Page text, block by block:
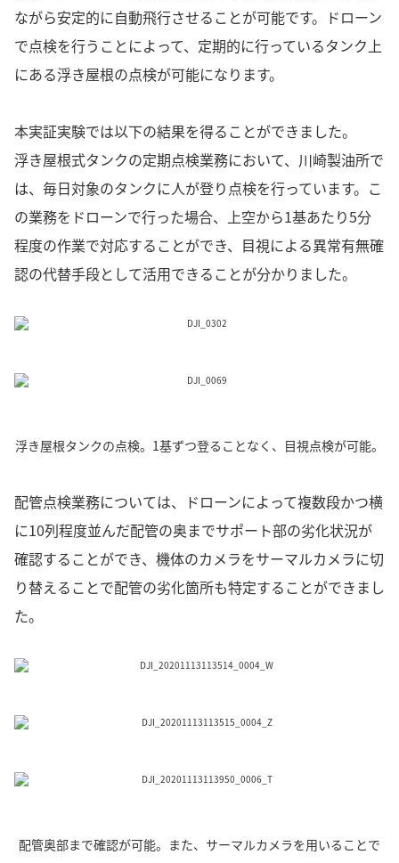
ながら安定的に自動飛行させることが可能です。ドローン
で点検を行うことによって、定期的に行っているタンク上
にある浮き屋根の点検が可能になります。
本実証実験では以下の結果を得ることができました。
浮き屋根式タンクの定期点検業務において、川崎製油所で
は、毎日対象のタンクに人が登り点検を行っています。こ
の業務をドローンで行った場合、上空から1基あたり5分
程度の作業で対応することができ、目視による異常有無確
認の代替手段として活用できることが分かりました。
浮き屋根タンクの点検。1基ずつ登ることなく、目視点検が可能。
配管点検業務については、ドローンによって複数段かつ横
に10列程度並んだ配管の奥までサポート部の劣化状況が
確認することができ、機体のカメラをサーマルカメラに切
り替えることで配管の劣化箇所も特定することができまし
た。
配管奥部まで確認が可能。また、サーマルカメラを用いることで